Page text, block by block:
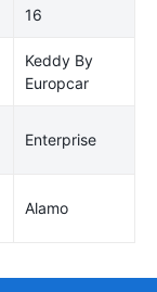
16
Keddy By
Europcar
Enterprise
Alamo